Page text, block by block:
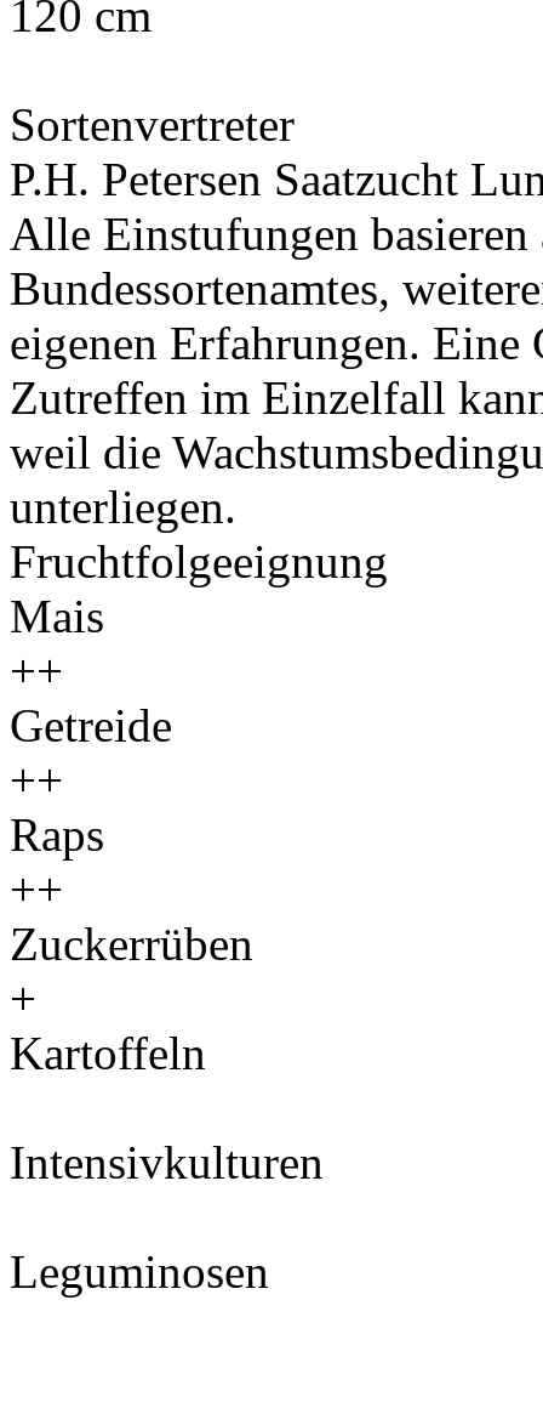
120 cm
Sortenvertreter
P.H. Petersen Saatzucht
Alle Einstufungen basieren
Bundessortenamtes,
eigenen Erfahrungen.
Zutreffen im Einzelfall
weil die
unterliegen.
Fruchtfolgeeignung
Mais
++
Getreide
++
Raps
++
Zuckerrüben
+
Kartoffeln
Intensivkulturen
Leguminosen